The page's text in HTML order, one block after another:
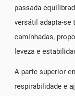
passada
versátil adapta-se
caminhadas,
leveza e
A parte superior
respirabilidade e